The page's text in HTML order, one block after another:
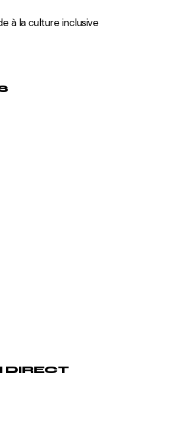
à la culture inclusive
DIRECT